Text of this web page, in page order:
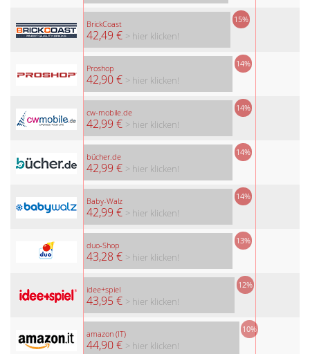
BrickCoast
42,49 €
15%
> hier klicken!
Proshop
42,90 €
14%
> hier klicken!
cw-mobile.de
42,99 €
14%
> hier klicken!
bücher.de
42,99 €
14%
> hier klicken!
Baby-Walz
42,99 €
14%
> hier klicken!
duo-Shop
43,28 €
13%
> hier klicken!
idee+spiel
43,95 €
12%
> hier klicken!
amazon (IT)
44,90 €
10%
> hier klicken!